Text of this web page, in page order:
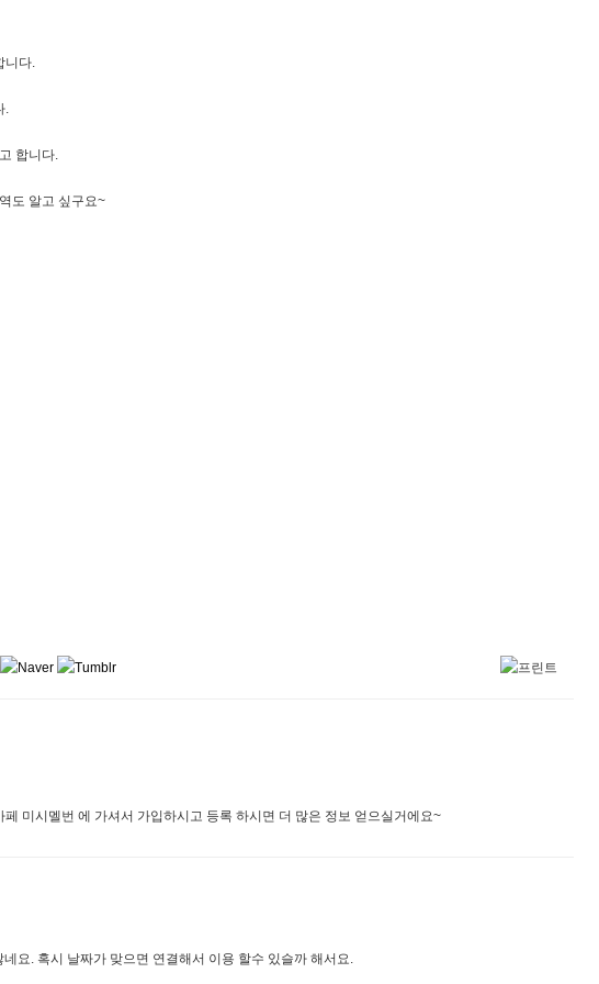
니다.
.
합니다.
도 알고 싶구요~
미시멜번 에 가셔서 가입하시고 등록 하시면 더 많은 정보 얻으실거에요~
요. 혹시 날짜가 맞으면 연결해서 이용 할수 있슬까 해서요.